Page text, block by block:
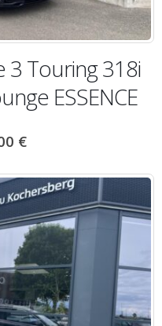
3 Touring 318i
ESSENCE
€